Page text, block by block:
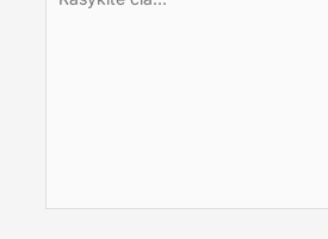
čia...